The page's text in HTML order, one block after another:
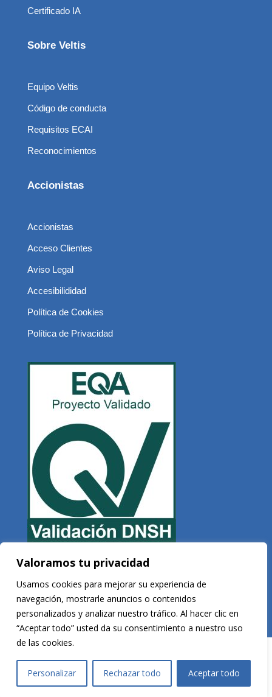
Valoramos tu privacidad
Usamos cookies para mejorar su experiencia de
navegación, mostrarle anuncios o contenidos
personalizados y analizar nuestro tráfico. Al hacer clic en
“Aceptar todo” usted da su consentimiento a nuestro uso
de las cookies.
Personalizar Rechazar todo Aceptar todo
Certificado IA
Sobre Veltis
Equipo Veltis
Código de conducta
Requisitos ECAI
Reconocimientos
Accionistas
Accionistas
Acceso Clientes
Aviso Legal
Accesibilididad
Política de Cookies
Política de Privacidad
Desarrollado por Vega Consultores